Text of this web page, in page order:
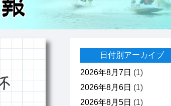
日付別アーカイブ
2026年8月7日 (1)
2026年8月6日 (1)
2026年8月5日 (1)